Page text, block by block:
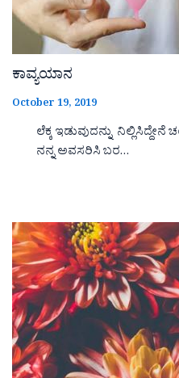
ಕಾವ್ಯಯಾನ
October 19, 2019
ಲೆಕ್ಕ ಇಡುವುದನ್ನು
ನನ್ನ ಅವಸರಿಸಿ ಬರ…